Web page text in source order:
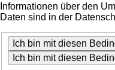
Informationen über den
Daten sind in der